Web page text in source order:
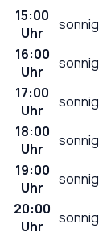
15:00
Uhr
sonnig
16:00
Uhr
sonnig
17:00
Uhr
sonnig
18:00
Uhr
sonnig
19:00
Uhr
sonnig
20:00
Uhr
sonnig